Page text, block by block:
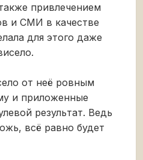
привлечением
и СМИ в качестве
для этого даже
от неё ровным
и приложенные
результат. Ведь
всё равно будет